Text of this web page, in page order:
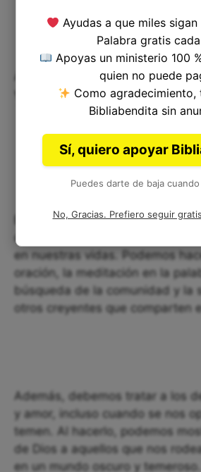
Aplicando Éxodo 23:27
En última instancia, este
en nuestras vidas. Podemos
oración, la meditación en la
búsqueda de la comunidad y la
otros creyentes que comparten
Además, debemos tratar a los
y amor, incluso cuando se nos
temen. Al hacerlo, podemos
de Dios a aquellos que nos
en un mundo oscuro y
Ayudas a que miles
Palabra gratis
Apoyas un ministerio 100
quien no puede
Como agradecimiento,
Bibliabendita sin
Sí, quiero apoyar
Puedes darte de baja
No, Gracias. Prefiero seguir